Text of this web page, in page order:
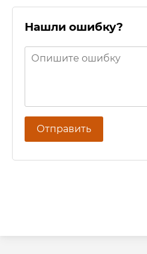
Нашли ошибку?
Отправить